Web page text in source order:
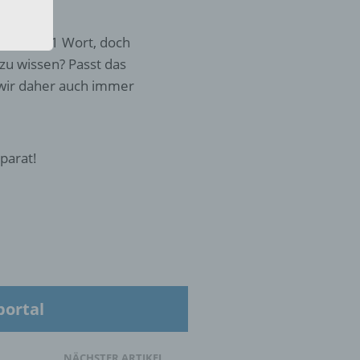
Bilder 1 Wort, doch
wissen? Passt das
daher auch immer